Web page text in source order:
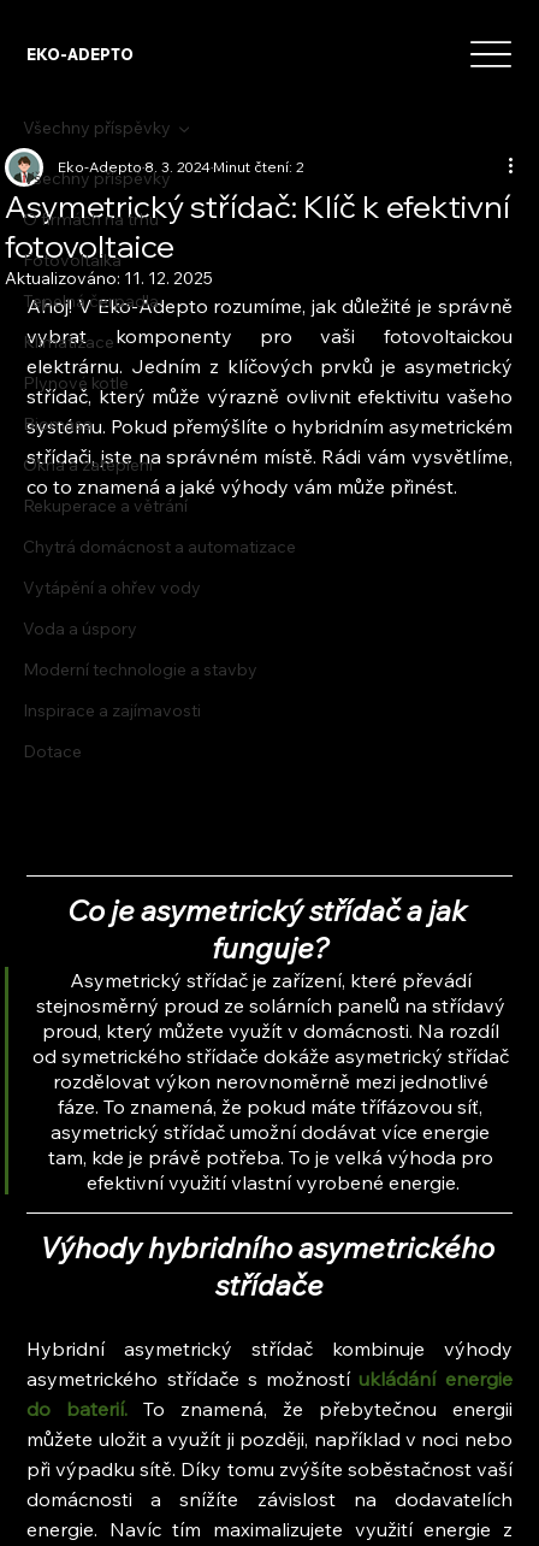
EKO-ADEPTO
Všechny příspěvky
O firmách na trhu
Fotovoltaika
Tepelná čerpadla
Klimatizace
Plynové kotle
Biomasa
Okna a zateplení
Rekuperace a větrání
Chytrá domácnost a automatizace
Vytápění a ohřev vody
Voda a úspory
Moderní technologie a stavby
Inspirace a zajímavosti
Dotace
Všechny příspěvky
Asymetrický střídač: Klíč k efektivní
fotovoltaice
Eko-Adepto8. 3. 2024Minut čtení: 2
Aktualizováno: 11. 12. 2025
Ahoj! V Eko-Adepto rozumíme, jak důležité je správně
vybrat komponenty pro vaši fotovoltaickou
elektrárnu. Jedním z klíčových prvků je asymetrický
střídač, který může výrazně ovlivnit efektivitu vašeho
systému. Pokud přemýšlíte o hybridním asymetrickém
střídači, jste na správném místě. Rádi vám vysvětlíme,
co to znamená a jaké výhody vám může přinést.
Co je asymetrický střídač a jak
funguje?
Asymetrický střídač je zařízení, které převádí
stejnosměrný proud ze solárních panelů na střídavý
proud, který můžete využít v domácnosti. Na rozdíl
od symetrického střídače dokáže asymetrický střídač
rozdělovat výkon nerovnoměrně mezi jednotlivé
fáze. To znamená, že pokud máte třífázovou síť,
asymetrický střídač umožní dodávat více energie
tam, kde je právě potřeba. To je velká výhoda pro
efektivní využití vlastní vyrobené energie.
Výhody hybridního asymetrického
střídače
Hybridní asymetrický střídač kombinuje výhody
asymetrického střídače s možností ukládání energie
do baterií. To znamená, že přebytečnou energii
můžete uložit a využít ji později, například v noci nebo
při výpadku sítě. Díky tomu zvýšíte soběstačnost vaší
domácnosti a snížíte závislost na dodavatelích
energie. Navíc tím maximalizujete využití energie z